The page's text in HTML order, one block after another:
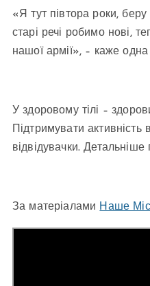
«Я тут півтора роки,
старі речі робимо нові,
нашої армії», – каже одна
У здоровому тілі –
Підтримувати
відвідувачки.
За матеріалами Наше